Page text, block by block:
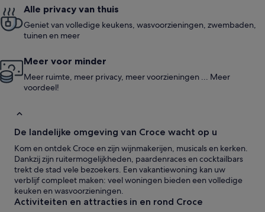
Alle privacy van thuis
Geniet van volledige keukens, wasvoorzieningen, zwembaden,
tuinen en meer
Meer voor minder
Meer ruimte, meer privacy, meer voorzieningen ... Meer
voordeel!
De landelijke omgeving van Croce wacht op u
Kom en ontdek Croce en zijn wijnmakerijen, musicals en kerken.
Dankzij zijn ruitermogelijkheden, paardenraces en cocktailbars
trekt de stad vele bezoekers. Een vakantiewoning kan uw
verblijf compleet maken: veel woningen bieden een volledige
keuken en wasvoorzieningen.
Activiteiten en attracties in en rond Croce